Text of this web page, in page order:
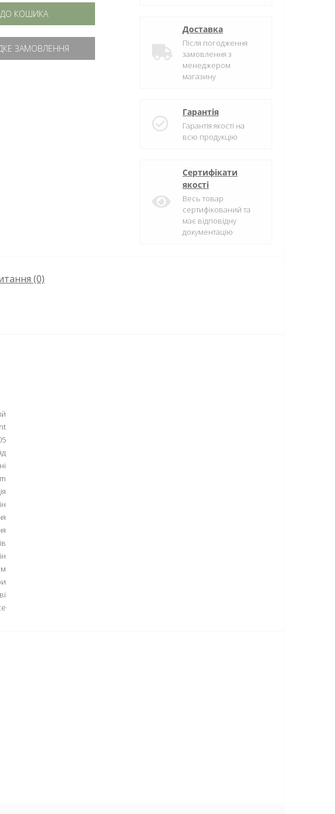
ДО КОШИКА
ЗАМОВЛЕННЯ
Доставка
Після погодження
замовлення з
менеджером
магазину
Гарантія
Гарантія якості на
всю продукцію
Сертифікати
якості
Весь товар
сертифікований та
має відповідну
документацію
(0)